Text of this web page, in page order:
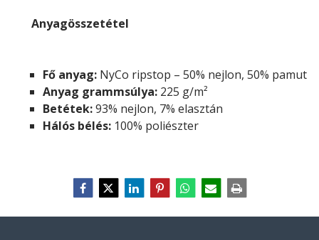
Anyagösszetétel
Fő anyag: NyCo ripstop – 50% nejlon, 50% pamut
Anyag grammsúlya: 225 g/m²
Betétek:93% nejlon, 7% elasztán
Hálós bélés: 100% poliészter